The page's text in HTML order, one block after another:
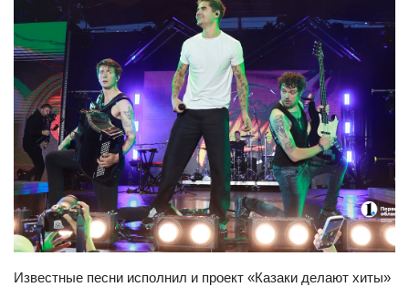
Проекты
Приложение на телефон
НОВОСТИ КОЛЛЕДЖ TV
КОЛЛЕДЖ ДЕНЬ ЗА ДНЕМ
ГОСТЬ В СТУДИИ
Известные песни исполнил и проект «Казаки делают хиты»